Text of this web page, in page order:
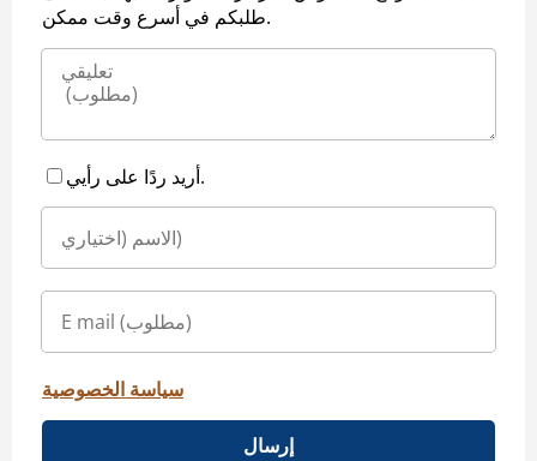
طلبكم في أسرع وقت ممكن.
أريد ردًا على رأيي.
سياسة الخصوصية
إرسال